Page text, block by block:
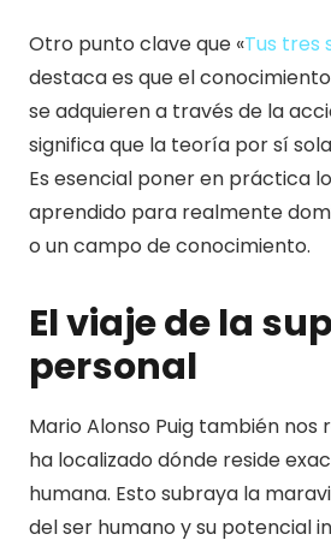
Otro punto clave que «Tus tres
destaca es que el
se adquieren a través de la
significa que la teoría por sí
Es esencial poner en práctica
aprendido para realmente
o un campo de conocimiento.
El viaje de la
personal
Mario Alonso Puig también nos
ha localizado dónde reside
humana. Esto subraya la
del ser humano y su potencial